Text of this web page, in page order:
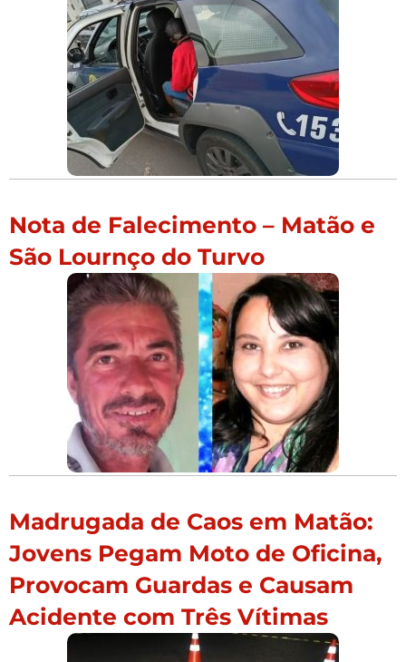
Nota de Falecimento – Matão e
São Lournço do Turvo
Madrugada de Caos em Matão:
Jovens Pegam Moto de Oficina,
Provocam Guardas e Causam
Acidente com Três Vítimas